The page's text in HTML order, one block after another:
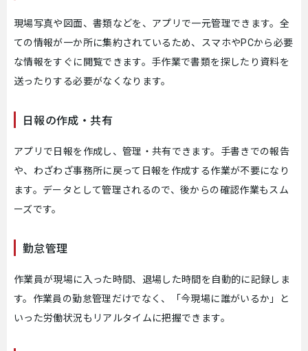
現場写真や図面、書類などを、アプリで一元管理できます。全
ての情報が一か所に集約されているため、スマホやPCから必要
な情報をすぐに閲覧できます。手作業で書類を探したり資料を
送ったりする必要がなくなります。
日報の作成・共有
アプリで日報を作成し、管理・共有できます。手書きでの報告
や、わざわざ事務所に戻って日報を作成する作業が不要になり
ます。データとして管理されるので、後からの確認作業もスム
ーズです。
勤怠管理
作業員が現場に入った時間、退場した時間を自動的に記録しま
す。作業員の勤怠管理だけでなく、「今現場に誰がいるか」と
いった労働状況もリアルタイムに把握できます。